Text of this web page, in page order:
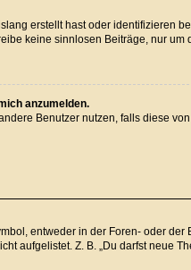
erstellt hast oder identifizieren
keine sinnlosen Beiträge, nur
anzumelden.
Benutzer nutzen, falls diese
entweder in der Foren- oder
aufgelistet. Z. B. „Du darfst neue